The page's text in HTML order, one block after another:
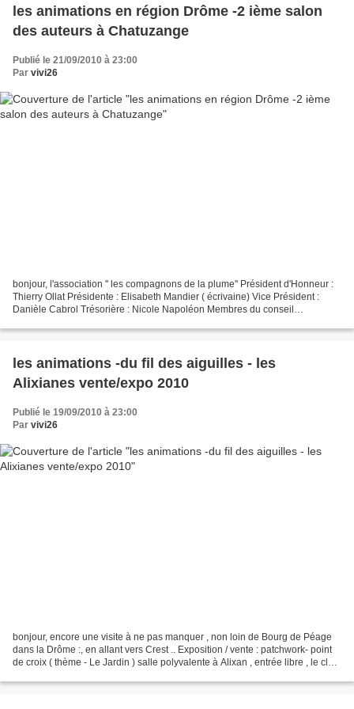
les animations en région Drôme -2 ième salon
des auteurs à Chatuzange
Publié le 21/09/2010 à 23:00
Par vivi26
bonjour, l'association '' les compagnons de la plume'' Président d'Honneur :
Thierry Ollat Présidente : Elisabeth Mandier ( écrivaine) Vice Président :
Danièle Cabrol Trésorière : Nicole Napoléon Membres du conseil
les animations -du fil des aiguilles - les
Alixianes vente/expo 2010
Publié le 19/09/2010 à 23:00
Par vivi26
bonjour, encore une visite à ne pas manquer , non loin de Bourg de Péage
dans la Drôme :, en allant vers Crest .. Exposition / vente : patchwork- point
de croix ( thème - Le Jardin ) salle polyvalente à Alixan , entrée libre , le club